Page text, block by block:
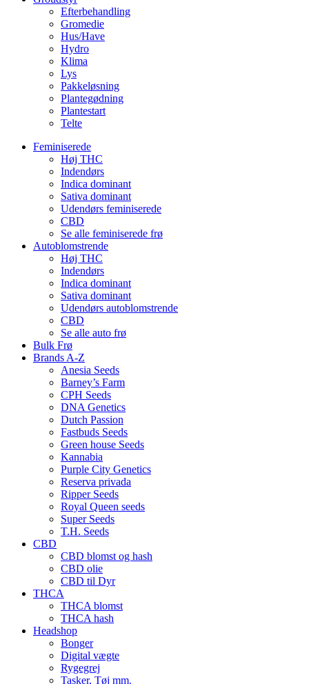
Efterbehandling
Gromedie
Hus/Have
Hydro
Klima
Lys
Pakkeløsning
Plantegødning
Plantestart
Telte
Feminiserede
Høj THC
Indendørs
Indica dominant
Sativa dominant
Udendørs feminiserede
CBD
Se alle feminiserede frø
Autoblomstrende
Høj THC
Indendørs
Indica dominant
Sativa dominant
Udendørs autoblomstrende
CBD
Se alle auto frø
Bulk Frø
Brands A-Z
Anesia Seeds
Barney’s Farm
CPH Seeds
DNA Genetics
Dutch Passion
Fastbuds Seeds
Green house Seeds
Kannabia
Purple City Genetics
Reserva privada
Ripper Seeds
Royal Queen seeds
Super Seeds
T.H. Seeds
CBD
CBD blomst og hash
CBD olie
CBD til Dyr
THCA
THCA blomst
THCA hash
Headshop
Bonger
Digital vægte
Rygegrej
Tasker, Tøj mm.